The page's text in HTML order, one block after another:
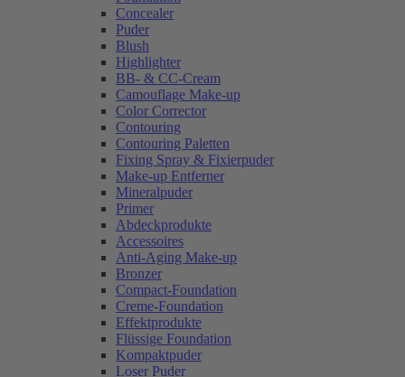
Concealer
Puder
Blush
Highlighter
BB- & CC-Cream
Camouflage Make-up
Color Corrector
Contouring
Contouring Paletten
Fixing Spray & Fixierpuder
Make-up Entferner
Mineralpuder
Primer
Abdeckprodukte
Accessoires
Anti-Aging Make-up
Bronzer
Compact-Foundation
Creme-Foundation
Effektprodukte
Flüssige Foundation
Kompaktpuder
Loser Puder